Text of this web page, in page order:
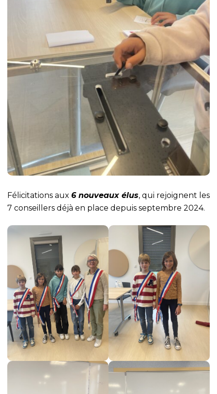
Félicitations aux 6 nouveaux élus, qui rejoignent les
7 conseillers déjà en place depuis septembre 2024.